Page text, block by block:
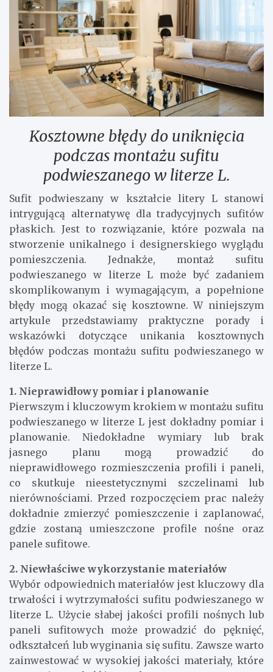
Kosztowne błędy do uniknięcia
podczas montażu sufitu
podwieszanego w literze L.
Sufit podwieszany w kształcie litery L stanowi
intrygującą alternatywę dla tradycyjnych sufitów
płaskich. Jest to rozwiązanie, które pozwala na
stworzenie unikalnego i designerskiego wyglądu
pomieszczenia. Jednakże, montaż sufitu
podwieszanego w literze L może być zadaniem
skomplikowanym i wymagającym, a popełnione
błędy mogą okazać się kosztowne. W niniejszym
artykule przedstawiamy praktyczne porady i
wskazówki dotyczące unikania kosztownych
błędów podczas montażu sufitu podwieszanego w
literze L.
1. Nieprawidłowy pomiar i planowanie
Pierwszym i kluczowym krokiem w montażu sufitu
podwieszanego w literze L jest dokładny pomiar i
planowanie. Niedokładne wymiary lub brak
jasnego planu mogą prowadzić do
nieprawidłowego rozmieszczenia profili i paneli,
co skutkuje nieestetycznymi szczelinami lub
nierównościami. Przed rozpoczęciem prac należy
dokładnie zmierzyć pomieszczenie i zaplanować,
gdzie zostaną umieszczone profile nośne oraz
panele sufitowe.
2. Niewłaściwe wykorzystanie materiałów
Wybór odpowiednich materiałów jest kluczowy dla
trwałości i wytrzymałości sufitu podwieszanego w
literze L. Użycie słabej jakości profili nośnych lub
paneli sufitowych może prowadzić do pęknięć,
odkształceń lub wyginania się sufitu. Zawsze warto
zainwestować w wysokiej jakości materiały, które